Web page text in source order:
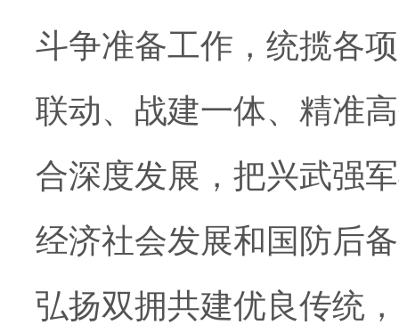
斗争准备工作，统揽各
联动、战建一体、精准
合深度发展，把兴武强
经济社会发展和国防后
弘扬双拥共建优良传统